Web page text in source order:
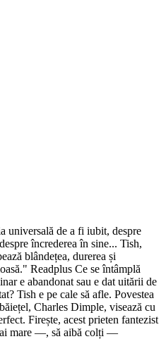
universală de a fi iubit, despre
încrederea în sine... Tish,
blândețea, durerea și
Readplus Ce se întâmplă
e abandonat sau e dat uitării de
Tish e pe cale să afle. Povestea
Charles Dimple, visează cu
Firește, acest prieten fantezist
mare —, să aibă colți —